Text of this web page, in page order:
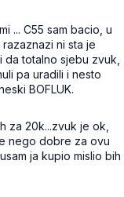
... C55 sam bacio, u
ni sta je
da totalno sjebu zvuk,
pa uradili i nesto
BOFLUK.
za 20k...zvuk je ok,
nego dobre za ovu
ja kupio mislio bih